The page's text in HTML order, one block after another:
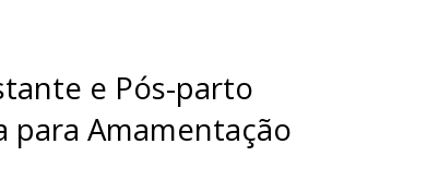
e Pós-parto
para Amamentação